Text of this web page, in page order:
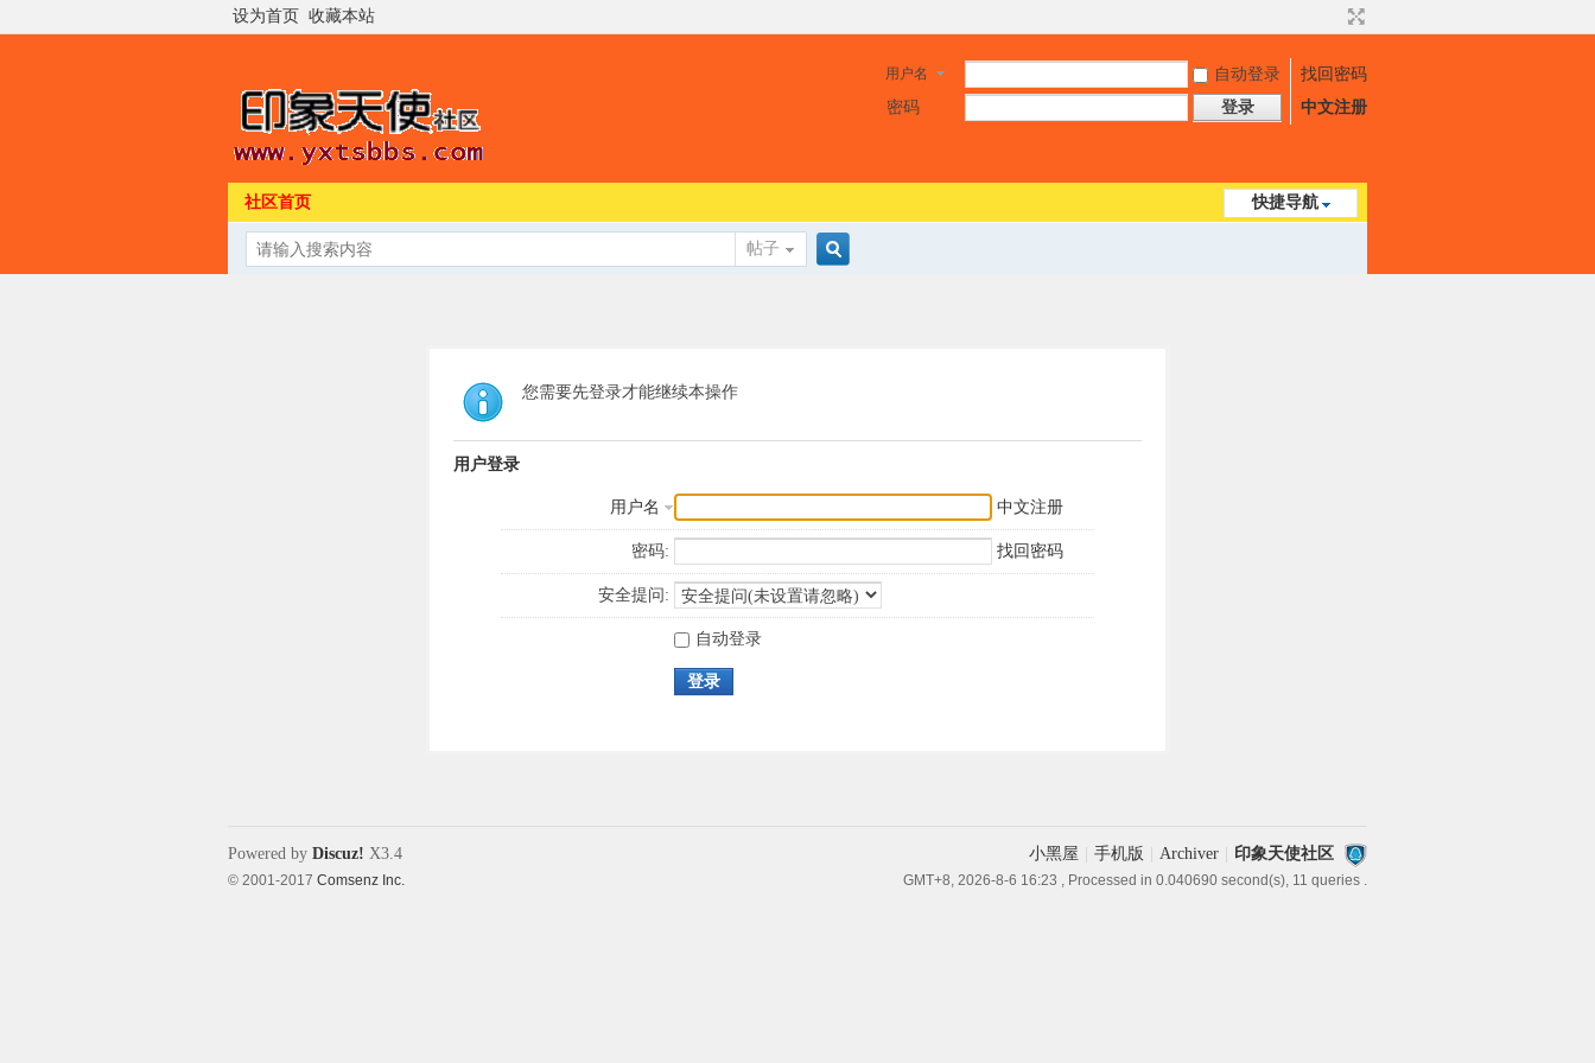
设为首页 收藏本站
用户名 自动登录
找回密码
密码
登录 中文注册
快捷导航
社区首页
帖子
您需要先登录才能继续本操作
用户登录
用户名 中文注册
密码: 找回密码
安全提问:
自动登录
登录
小黑屋 手机版 Archiver 印象天使社区
GMT+8, 2026-8-6 16:23 , Processed in 0.040690 second(s), 11 queries .
Powered by Discuz! X3.4
© 2001-2017 Comsenz Inc.